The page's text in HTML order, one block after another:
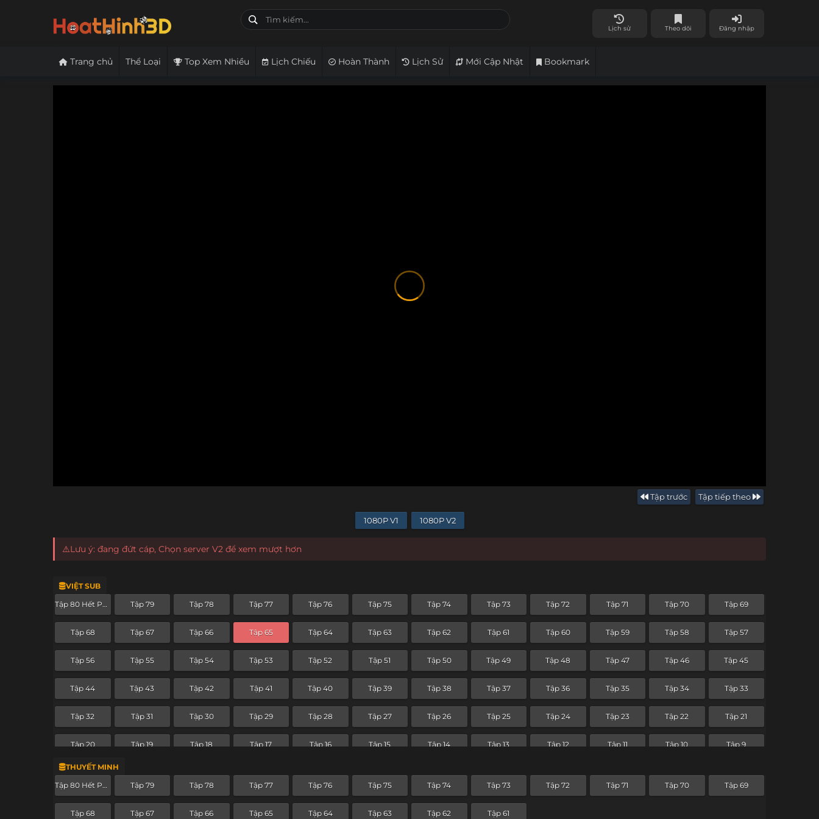
Lịch sử Theo dõi Đăng nhập
Trang chủ Thể Loại Top Xem Nhiều Lịch Chiếu Hoàn Thành Lịch Sử Mới Cập Nhật Bookmark
Tập trước Tập tiếp theo
1080P V1 1080P V2
⚠️Lưu ý: đang đứt cáp, Chọn server V2 để xem mượt hơn
VIỆT SUB
Tập 80 Hết Phần Tập 79 Tập 78 Tập 77 Tập 76 Tập 75 Tập 74 Tập 73 Tập 72 Tập 71 Tập 70 Tập 69
Tập 68 Tập 67 Tập 66 Tập 65 Tập 64 Tập 63 Tập 62 Tập 61 Tập 60 Tập 59 Tập 58 Tập 57
Tập 56 Tập 55 Tập 54 Tập 53 Tập 52 Tập 51 Tập 50 Tập 49 Tập 48 Tập 47 Tập 46 Tập 45
Tập 44 Tập 43 Tập 42 Tập 41 Tập 40 Tập 39 Tập 38 Tập 37 Tập 36 Tập 35 Tập 34 Tập 33
Tập 32 Tập 31 Tập 30 Tập 29 Tập 28 Tập 27 Tập 26 Tập 25 Tập 24 Tập 23 Tập 22 Tập 21
Tập 20 Tập 19 Tập 18 Tập 17 Tập 16 Tập 15 Tập 14 Tập 13 Tập 12 Tập 11 Tập 10 Tập 9
Tập 8
THUYẾT MINH
Tập 80 Hết Phần Tập 79 Tập 78 Tập 77 Tập 76 Tập 75 Tập 74 Tập 73 Tập 72 Tập 71 Tập 70 Tập 69
Tập 68 Tập 67 Tập 66 Tập 65 Tập 64 Tập 63 Tập 62 Tập 61